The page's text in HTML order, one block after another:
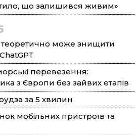
що залишився живим»
теоретично може знищити
перевезення:
з Європи без зайвих етапів
за 5 хвилин
мобільних пристроїв та